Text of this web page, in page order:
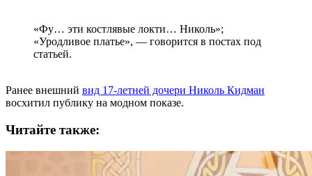
«Фу… эти костлявые локти… Николь»;
«Уродливое платье», — говорится в постах под
статьей.
Ранее внешний вид 17-летней дочери Николь Кидман
восхитил публику на модном показе.
Читайте также: